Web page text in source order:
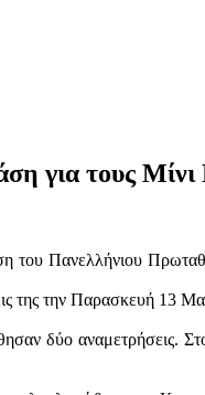
για τους
του Πανελλήνιου
της την Παρασκευή 13
δύο αναμετρήσεις.